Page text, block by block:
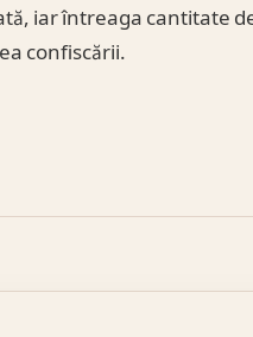
iar întreaga cantitate
confiscării.